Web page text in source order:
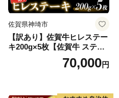
佐賀県神埼市
【訳あり】佐賀牛ヒレステー
キ200g×5枚【佐賀牛 ステー
キ ブランド肉 ヒレ肉 フィレ
肉 ジューシー ヘルシー】(H0
70,000円